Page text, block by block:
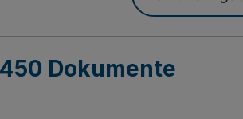
Dokumente